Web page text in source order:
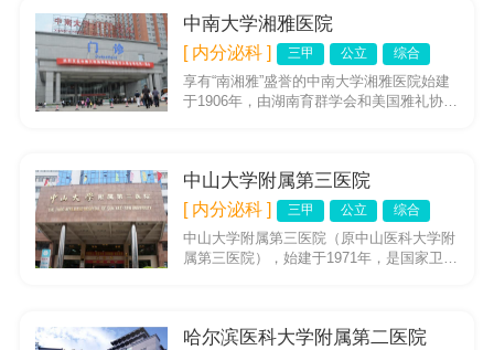
中南大学湘雅医院
[ 内分泌科 ] 三甲 公立 综合
享有“南湘雅”盛誉的中南大学湘雅医院始建
于1906年，由湖南育群学会和美国雅礼协会
中山大学附属第三医院
[ 内分泌科 ] 三甲 公立 综合
中山大学附属第三医院（原中山医科大学附
属第三医院），始建于1971年，是国家卫生
哈尔滨医科大学附属第二医院